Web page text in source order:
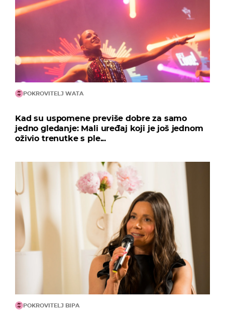
POKROVITELJ WATA
Kad su uspomene previše dobre za samo
jedno gledanje: Mali uređaj koji je još jednom
oživio trenutke s ple...
POKROVITELJ BIPA